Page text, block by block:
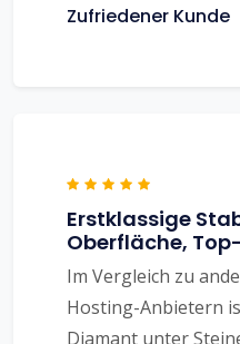
Zufriedener Kunde
Erstklassige
Oberfläche,
Im Vergleich zu
Hosting-Anbietern
Diamant unter